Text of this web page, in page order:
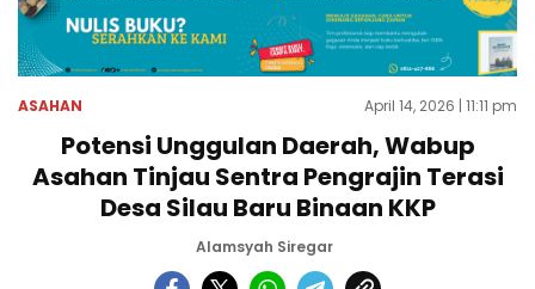
ASAHAN April 14, 2026 | 11:11 pm
Potensi Unggulan Daerah, Wabup
Asahan Tinjau Sentra Pengrajin Terasi
Desa Silau Baru Binaan KKP
Alamsyah Siregar